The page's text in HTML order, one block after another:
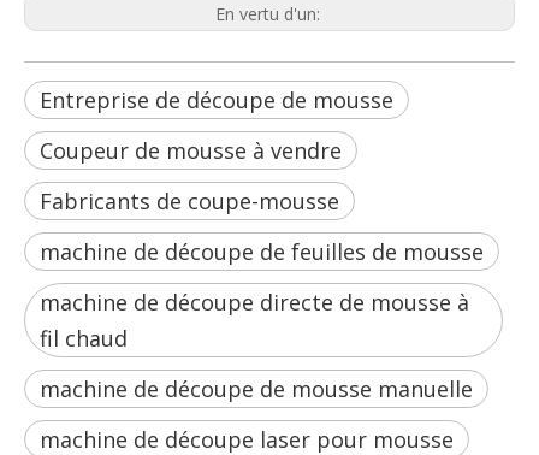
En vertu d'un:
Entreprise de découpe de mousse
Coupeur de mousse à vendre
Fabricants de coupe-mousse
machine de découpe de feuilles de mousse
machine de découpe directe de mousse à
fil chaud
machine de découpe de mousse manuelle
machine de découpe laser pour mousse